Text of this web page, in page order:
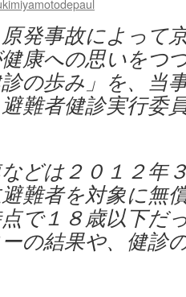
発事故によって
康への思いをつ
の歩み」を、当
難者健診実行委
どは２０１２年
難者を対象に無
で１８歳以下だ
の結果や、健診